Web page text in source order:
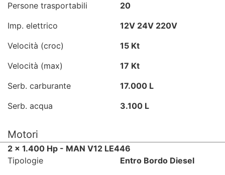
Persone trasportabili
20
Imp. elettrico
12V 24V 220V
Velocità (croc)
15 Kt
Velocità (max)
17 Kt
Serb. carburante
17.000 L
Serb. acqua
3.100 L
Motori
2 x 1.400 Hp - MAN V12 LE446
Tipologie
Entro Bordo Diesel